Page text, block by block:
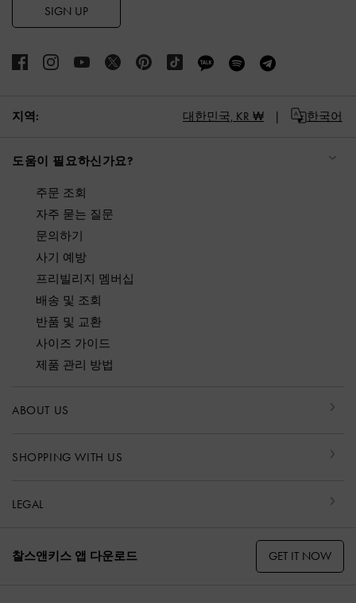
SIGN UP
지역: 대한민국, KR ₩ 한국어
도움이 필요하신가요?
주문 조회
자주 묻는 질문
문의하기
사기 예방
프리빌리지 멤버십
배송 및 조회
반품 및 교환
사이즈 가이드
제품 관리 방법
ABOUT US
SHOPPING WITH US
LEGAL
찰스앤키스 앱 다운로드 GET IT NOW